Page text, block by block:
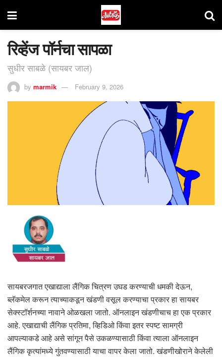
रिव्हेंज पॉर्नचा सापळा
सुधीर साबळे (सायबर जाल)
by marmik February 9, 2026
सायबरजगात एखाद्याला लैंगिक चित्रण उघड करण्याची धमकी देऊन,
ब्लॅकमेल करून त्याच्याकडून खंडणी वसूल करण्याचा प्रकार हा सायबर
सेक्स्टॉर्शनच्या नावाने ओळखला जातो. ऑनलाइन खंडणीचाच हा एक प्रकार
आहे. एखाद्याची लैंगिक प्रतिमा, व्हिडिओ किंवा इतर स्पष्ट सामग्री
आपल्याकडे आहे असे सांगून पैसे उकळण्यासाठी किंवा त्याला ऑनलाइन
लैंगिक कृत्यांमध्ये गुंतवण्यासाठी याचा वापर केला जातो. खंडणीखोराने केलेली